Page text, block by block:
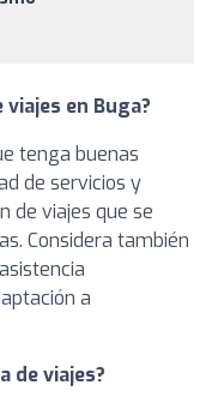
en Buga?
tenga buenas
de servicios y
de viajes que se
Considera también
a
de viajes?